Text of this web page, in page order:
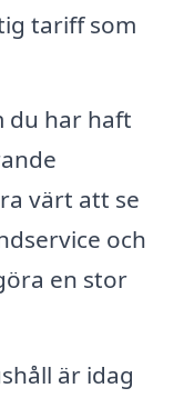
tariff som
du har haft
värt att se
och
en stor
är idag